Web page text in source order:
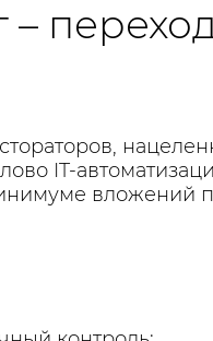
–
IT-
вложений